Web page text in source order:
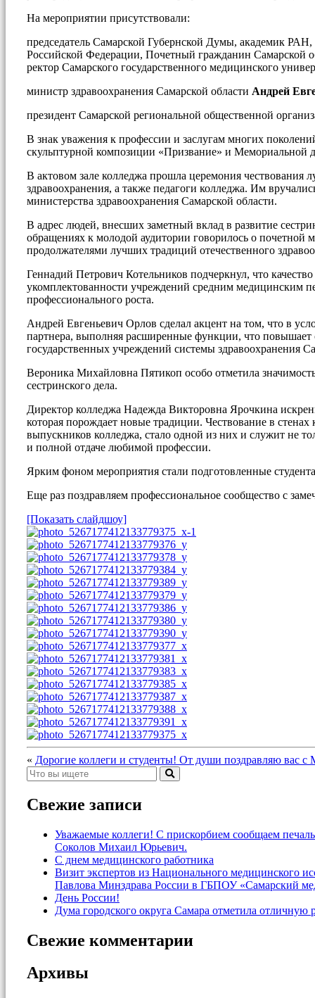
На мероприятии присутствовали:
председатель Самарской Губернской Думы, академик
Российской Федерации, Почетный гражданин Самарской
ректор Самарского государственного медицинского
министр здравоохранения Самарской области Андрей
президент Самарской региональной общественной
В знак уважения к профессии и заслугам многих
скульптурной композиции «Призвание» и Мемориальной
В актовом зале колледжа прошла церемония чествования
здравоохранения, а также педагоги колледжа. Им
министерства здравоохранения Самарской области.
В адрес людей, внесших заметный вклад в развитие
обращениях к молодой аудитории говорилось о почетной
продолжателями лучших традиций отечественного
Геннадий Петрович Котельников подчеркнул, что
укомплектованности учреждений средним медицинским
профессионального роста.
Андрей Евгеньевич Орлов сделал акцент на том, что в
партнера, выполняя расширенные функции, что повышает
государственных учреждений системы здравоохранения
Вероника Михайловна Пятикоп особо отметила
сестринского дела.
Директор колледжа Надежда Викторовна Ярочкина
которая порождает новые традиции. Чествование в
выпускников колледжа, стало одной из них и служит не
и полной отдаче любимой профессии.
Ярким фоном мероприятия стали подготовленные
Еще раз поздравляем профессиональное сообщество с
[Показать слайдшоу]
« Дорогие коллеги и студенты! От души поздравляю вас
Свежие записи
Уважаемые коллеги! С прискорбием сообщаем
Соколов Михаил Юрьевич.
С днем медицинского работника
Визит экспертов из Национального
Павлова Минздрава России в ГБПОУ «Самарский
День России!
Дума городского округа Самара отметила
Свежие комментарии
Архивы